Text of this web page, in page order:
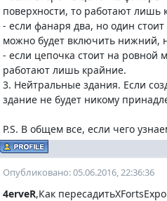
поверхности, то работают лишь
- если фанаря два, но один
можно будет включить нижний,
- если цепочка стоит на ровной
работают лишь крайние.
3. Нейтральные здания. Если
здание не будет никому
P.S. В общем все, если чего
Опубликовано: 05.06.2016, 22:36:36
4erveR,Как